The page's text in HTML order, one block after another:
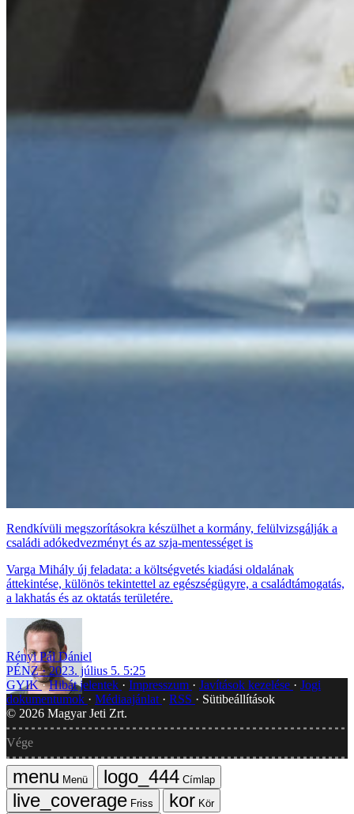
Rendkívüli megszorításokra készülhet a kormány, felülvizsgálják a
családi adókedvezményt és az szja-mentességet is
Varga Mihály új feladata: a költségvetés kiadási oldalának
áttekintése, különös tekintettel az egészségügyre, a családtámogatás,
a lakhatás és az oktatás területére.
Rényi Pál Dániel
PÉNZ
2023. július 5. 5:25
GYIK Hibát jelentek Impresszum Javítások kezelése
Jogi
dokumentumok
Médiaajánlat RSS
Sütibeállítások
© 2026 Magyar Jeti Zrt.
Vége
Menü
Címlap
Friss
Kör